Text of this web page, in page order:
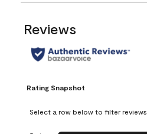
Reviews
Rating Snapshot
Select a row below to filter reviews.